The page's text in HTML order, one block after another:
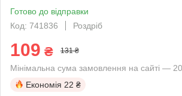
Готово до відправки
Код: 741836
Роздріб
109 ₴ 131 ₴
Мінімальна сума замовлення на сайті —
Економія 22 ₴